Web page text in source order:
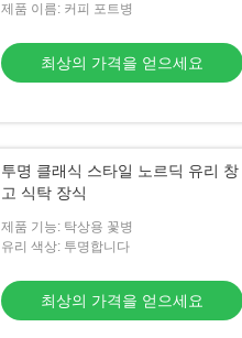
제품 이름: 커피 포트병
최상의 가격을 얻으세요
투명 클래식 스타일 노르딕 유리 창
고 식탁 장식
제품 기능: 탁상용 꽃병
유리 색상: 투명합니다
최상의 가격을 얻으세요